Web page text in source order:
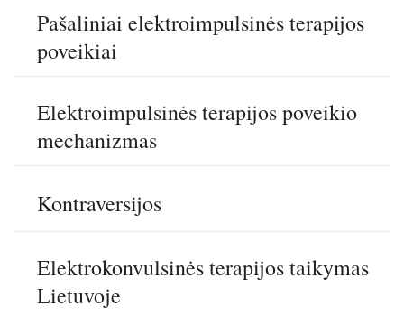
Pašaliniai elektroimpulsinės terapijos
poveikiai
Elektroimpulsinės terapijos poveikio
mechanizmas
Kontraversijos
Elektrokonvulsinės terapijos taikymas
Lietuvoje